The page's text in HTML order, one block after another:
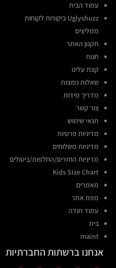
עמוד הבית
Uglyshuzz ביקורות לקוחות
ממליצים
תקנון האתר
חנות
קצת עלינו
שאלות נפוצות
מדריך מידות
צור קשר
תנאי שימוש
מדיניות פרטיות
מדיניות משלוחים
מדיניות החזרים/החלפות/ביטולים
Kids Size Chart
מאמרים
מפת אתר
עמוד תודה
בית
maint
אנחנו ברשתות החברתיות